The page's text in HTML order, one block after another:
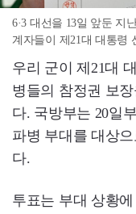
6·3 대선을 13일 앞둔 지
계자들이 제21대 대통령
우리 군이 제21대
병들의 참정권 보
다. 국방부는 20일
파병 부대를 대상
다.
투표는 부대 상황